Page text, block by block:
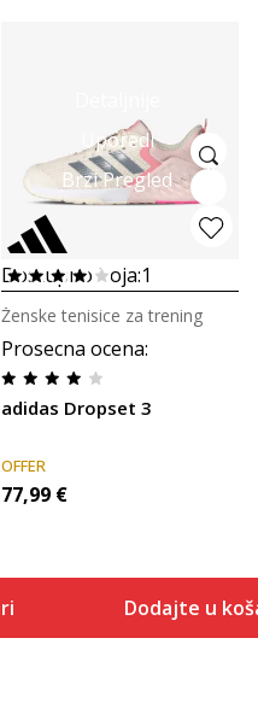
Uporedi
Brzi Pregled
Dostupno boja:1
Prosecna ocena:
adidas Dropset 3
Ženske tenisice za trening
OFFER
77,99 €
Dodajte u